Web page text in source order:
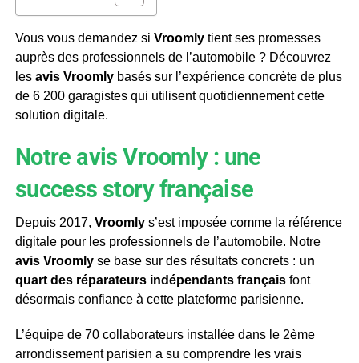
Vous vous demandez si Vroomlytient ses promesses
auprès des professionnels de l’automobile ? Découvrez
les avis Vroomlybasés sur l’expérience concrète de plus
de 6 200 garagistes qui utilisent quotidiennement cette
solution digitale.
Notre avis Vroomly : une
success story française
Depuis 2017, Vroomlys’est imposée comme la référence
digitale pour les professionnels de l’automobile. Notre
avis Vroomlyse base sur des résultats concrets : un
quart des réparateurs indépendants françaisfont
désormais confiance à cette plateforme parisienne.
L’équipe de 70 collaborateurs installée dans le 2ème
arrondissement parisien a su comprendre les vrais